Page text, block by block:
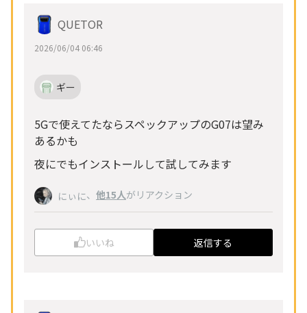
QUETOR
2026/06/04 06:46
ギー
5Gで使えてたならスペックアップのG07は望み
あるかも
夜にでもインストールして試してみます
にぃに、 他15人がリアクション
いいね 返信する